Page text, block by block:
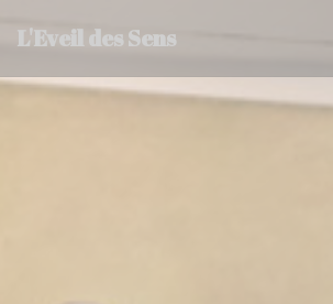
L'Eveil des Sens